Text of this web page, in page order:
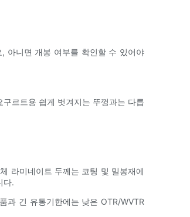
아니면 개봉 여부를 확인할 수 있어야
르트용 쉽게 벗겨지는 뚜껑과는 다릅
라미네이트 두께는 코팅 및 밀봉재에
다.
과 긴 유통기한에는 낮은 OTR/WVTR